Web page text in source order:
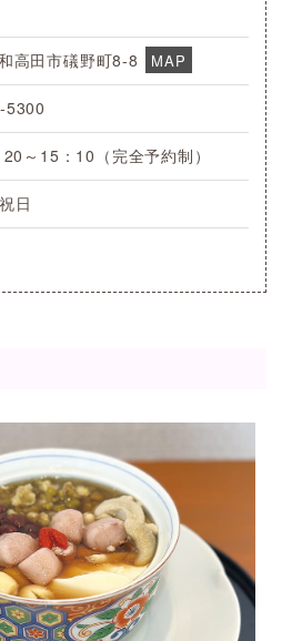
高田市礒野町8-8 MAP
5300
～15：10（完全予約制）
日